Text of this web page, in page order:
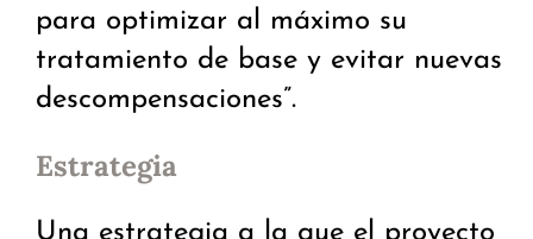
para optimizar al máximo su
tratamiento de base y evitar nuevas
descompensaciones”.
Estrategia
Una estrategia a la que el proyecto